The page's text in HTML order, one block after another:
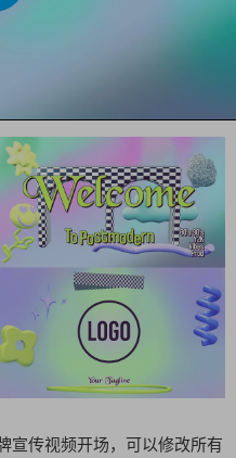
宣传视频开场，可以修改所有